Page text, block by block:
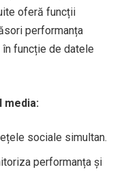
oferă funcții
performanța
funcție de datele
media:
sociale simultan.
performanța și